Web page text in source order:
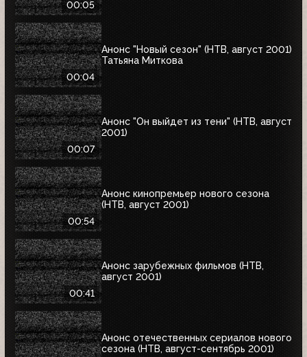
00:05
00:04
Анонс "Новый сезон" (НТВ, август 2001)
Татьяна Миткова
00:07
Анонс "Он выйдет из тени" (НТВ, август
2001)
00:54
Анонс кинопремьер нового сезона
(НТВ, август 2001)
00:41
Анонс зарубежных фильмов (НТВ,
август 2001)
Анонс отечественных сериалов нового
сезона (НТВ, август-сентябрь 2001)